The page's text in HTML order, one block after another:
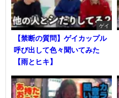
ゲイ
【禁断の質問】ゲイカップル
呼び出して色々聞いてみた
【雨とヒキ】